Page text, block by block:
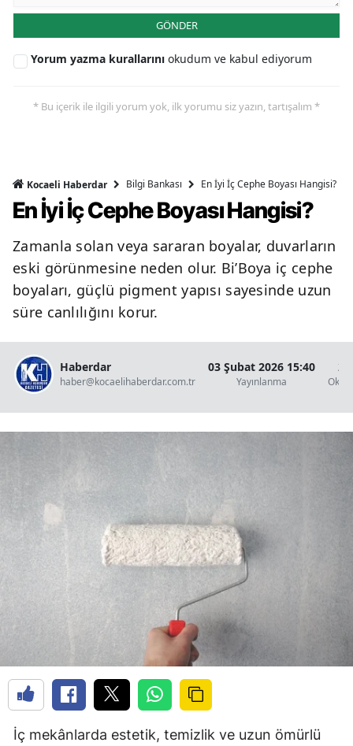
GÖNDER
Yorum yazma kurallarını okudum ve kabul ediyorum
* Bu içerik ile ilgili yorum yok, ilk yorumu siz yazın, tartışalım *
Kocaeli Haberdar Bilgi Bankası En İyi İç Cephe Boyası Hangisi?
En İyi İç Cephe Boyası Hangisi?
Zamanla solan veya sararan boyalar, duvarların
eski görünmesine neden olur. Bi’Boya iç cephe
boyaları, güçlü pigment yapısı sayesinde uzun
süre canlılığını korur.
Haberdar
haber@kocaelihaberdar.com.tr
03 Şubat 2026 15:40
Yayınlanma
2
İç mekânlarda estetik, temizlik ve uzun ömürlü